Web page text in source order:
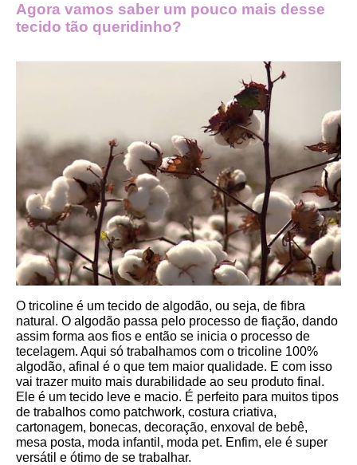
Agora vamos saber um pouco mais desse
tecido tão queridinho?
O tricoline é um tecido de algodão, ou seja, de fibra
natural. O algodão passa pelo processo de fiação, dando
assim forma aos fios e então se inicia o processo de
tecelagem. Aqui só trabalhamos com o tricoline 100%
algodão, afinal é o que tem maior qualidade. E com isso
vai trazer muito mais durabilidade ao seu produto final.
Ele é um tecido leve e macio. É perfeito para muitos tipos
de trabalhos como patchwork, costura criativa,
cartonagem, bonecas, decoração, enxoval de bebê,
mesa posta, moda infantil, moda pet. Enfim, ele é super
versátil e ótimo de se trabalhar.